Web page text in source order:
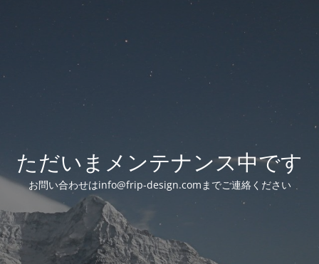
ただいまメンテナンス中です
お問い合わせはinfo@frip-design.comまでご連絡ください